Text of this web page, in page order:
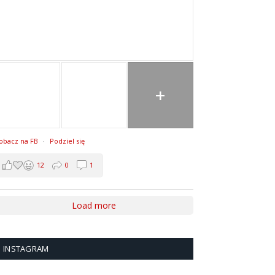
+
na FB · Podziel się
12 0 1
Load more
INSTAGRAM